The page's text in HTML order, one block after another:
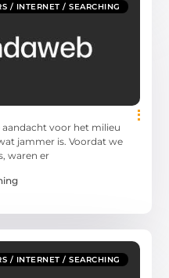
/ INTERNET / SEARCHING
aandacht voor het milieu
jammer is. Voordat we
waren er
/ INTERNET / SEARCHING